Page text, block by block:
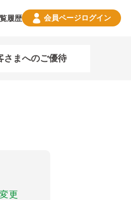
履歴 会員ページログイン
さまへのご優待
変更